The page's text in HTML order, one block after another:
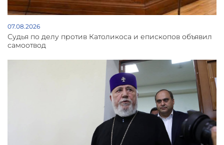
07.08.2026
Судья по делу против Католикоса и епископов объявил
самоотвод